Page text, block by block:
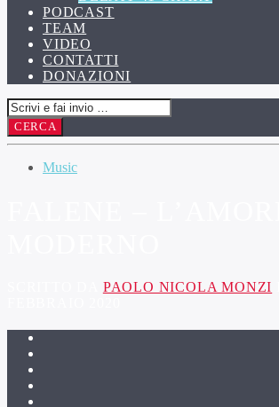
PODCAST
TEAM
VIDEO
CONTATTI
DONAZIONI
Music
PAOLO NICOLA MONZI